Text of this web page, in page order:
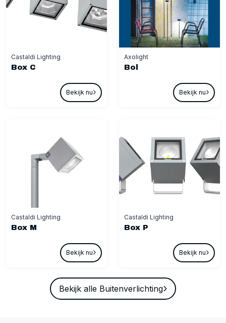
Castaldi Lighting
Box C
Bekijk nu
Axolight
Bol
Bekijk nu
Castaldi Lighting
Box M
Bekijk nu
Castaldi Lighting
Box P
Bekijk nu
Bekijk alle Buitenverlichting